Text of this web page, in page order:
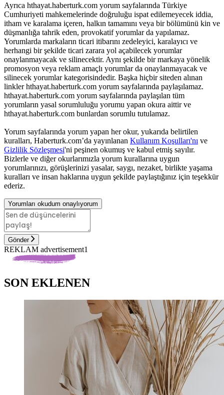
Ayrıca hthayat.haberturk.com yorum sayfalarında Türkiye
Cumhuriyeti mahkemelerinde doğruluğu ispat edilemeyecek iddia,
itham ve karalama içeren, halkın tamamını veya bir bölümünü kin ve
düşmanlığa tahrik eden, provokatif yorumlar da yapılamaz.
Yorumlarda markaların ticari itibarını zedeleyici, karalayıcı ve
herhangi bir şekilde ticari zarara yol açabilecek yorumlar
onaylanmayacak ve silinecektir. Aynı şekilde bir markaya yönelik
promosyon veya reklam amaçlı yorumlar da onaylanmayacak ve
silinecek yorumlar kategorisindedir. Başka hiçbir siteden alınan
linkler hthayat.haberturk.com yorum sayfalarında paylaşılamaz.
hthayat.haberturk.com yorum sayfalarında paylaşılan tüm
yorumların yasal sorumluluğu yorumu yapan okura aittir ve
hthayat.haberturk.com bunlardan sorumlu tutulamaz.
Yorum sayfalarında yorum yapan her okur, yukarıda belirtilen
kuralları, Haberturk.com’da yayınlanan Kullanım Koşulları'nı ve
Gizlilik Sözleşmesi'ni peşinen okumuş ve kabul etmiş sayılır.
Bizlerle ve diğer okurlarımızla yorum kurallarına uygun
yorumlarınızı, görüşlerinizi yasalar, saygı, nezaket, birlikte yaşama
kuralları ve insan haklarına uygun şekilde paylaştığınız için teşekkür
ederiz.
Yorumları okudum onaylıyorum
Gönder
REKLAM advertisement1
SON EKLENEN